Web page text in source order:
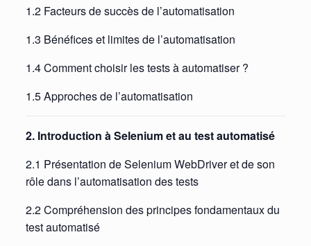
1.2 Facteurs de succès de l’automatisation
1.3 Bénéfices et limites de l’automatisation
1.4 Comment choisir les tests à automatiser ?
1.5 Approches de l’automatisation
2. Introduction à Selenium et au test automatisé
2.1 Présentation de Selenium WebDriver et de son
rôle dans l’automatisation des tests
2.2 Compréhension des principes fondamentaux du
test automatisé